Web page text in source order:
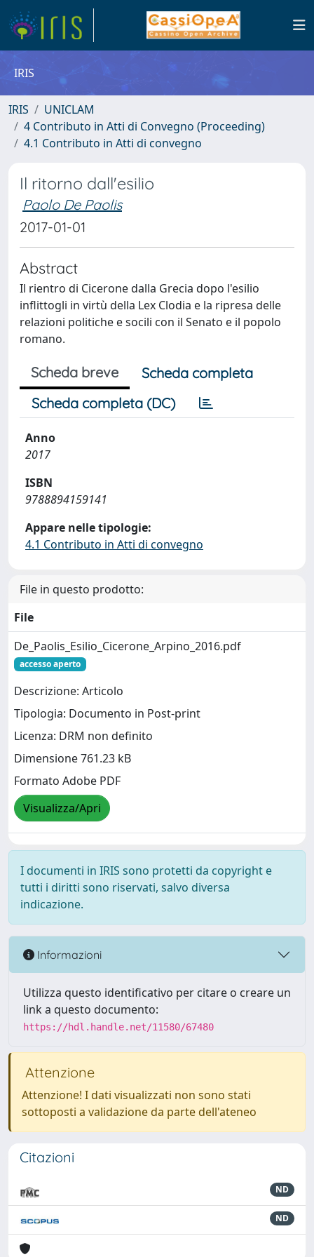
IRIS
IRIS
UNICLAM
4 Contributo in Atti di Convegno (Proceeding)
4.1 Contributo in Atti di convegno
Il ritorno dall'esilio
Paolo De Paolis
2017-01-01
Abstract
Il rientro di Cicerone dalla Grecia dopo l'esilio
inflittogli in virtù della Lex Clodia e la ripresa delle
relazioni politiche e socili con il Senato e il popolo
romano.
Scheda breve
Scheda completa
Scheda completa (DC)
Anno
2017
ISBN
9788894159141
Appare nelle tipologie:
4.1 Contributo in Atti di convegno
File in questo prodotto:
File
De_Paolis_Esilio_Cicerone_Arpino_2016.pdf
accesso aperto
Descrizione: Articolo
Tipologia: Documento in Post-print
Licenza: DRM non definito
Dimensione 761.23 kB
Formato Adobe PDF
Visualizza/Apri
I documenti in IRIS sono protetti da copyright e
tutti i diritti sono riservati, salvo diversa
indicazione.
Informazioni
Utilizza questo identificativo per citare o creare un
link a questo documento:
https://hdl.handle.net/11580/67480
Attenzione
Attenzione! I dati visualizzati non sono stati
sottoposti a validazione da parte dell'ateneo
Citazioni
ND
ND